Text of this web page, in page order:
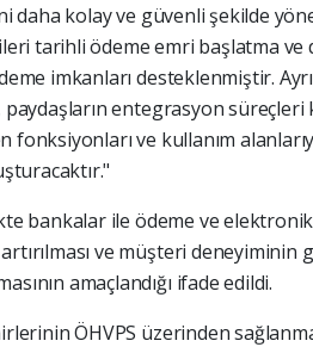
daha kolay ve güvenli şekilde
tarihli ödeme emri başlatma
imkanları desteklenmiştir.
entegrasyon süreçleri
fonksiyonları ve kullanım
bankalar ile ödeme ve
ve müşteri deneyiminin
amaçlandığı ifade edildi.
ÖHVPS üzerinden